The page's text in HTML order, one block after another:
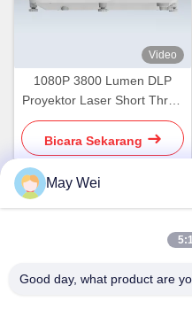
Video
1080P 3800 Lumen DLP
Proyektor Laser Short Throw
Untuk Bioskop Rumah
Bicara Sekarang
Alamat
May Wei
Good day, what product are